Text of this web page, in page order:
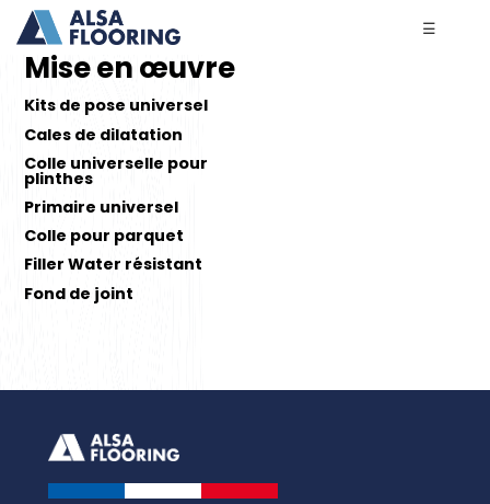
☰
Mise en œuvre
Kits de pose universel
Cales de dilatation
Colle universelle pour
plinthes
Primaire universel
Colle pour parquet
Filler Water résistant
Fond de joint